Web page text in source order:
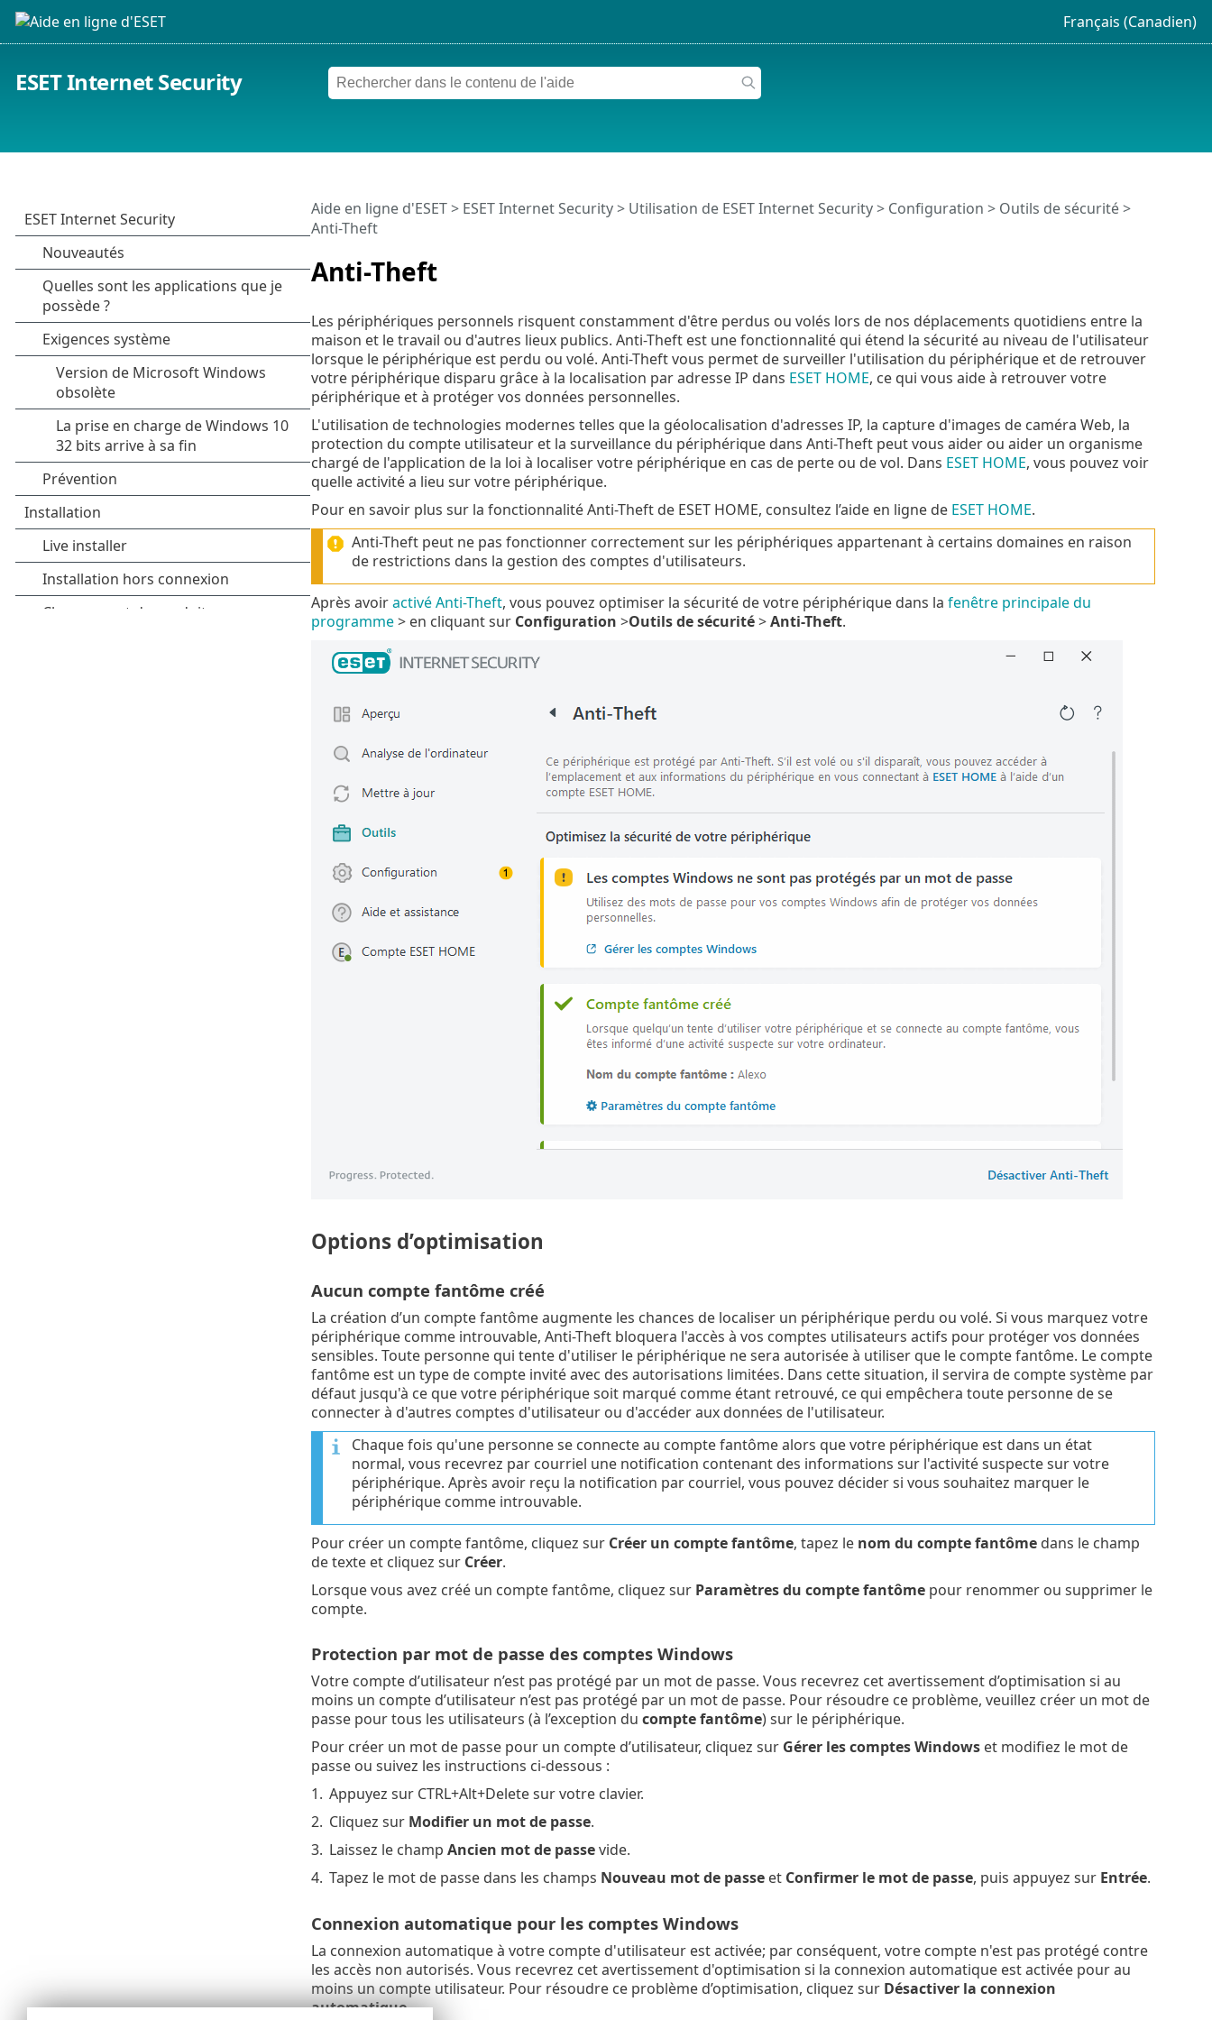
Français (Canadien)
ESET Internet Security
Anti-Theft
Aide en ligne d'ESET> ESET Internet Security> Utilisation de ESET Internet Security> Configuration > Outils de sécurité>
Anti-Theft
Les périphériques personnels risquent constamment d'être perdus ou volés lors de nos déplacements quotidiens entre la
maison et le travail ou d'autres lieux publics. Anti-Theft est une fonctionnalité qui étend la sécurité au niveau de l'utilisateur
lorsque le périphérique est perdu ou volé. Anti-Theft vous permet de surveiller l'utilisation du périphérique et de retrouver
votre périphérique disparu grâce à la localisation par adresse IP dans ESET HOME, ce qui vous aide à retrouver votre
périphérique et à protéger vos données personnelles.
L'utilisation de technologies modernes telles que la géolocalisation d'adresses IP, la capture d'images de caméra Web, la
protection du compte utilisateur et la surveillance du périphérique dans Anti-Theft peut vous aider ou aider un organisme
chargé de l'application de la loi à localiser votre périphérique en cas de perte ou de vol. Dans ESET HOME, vous pouvez voir
quelle activité a lieu sur votre périphérique.
Pour en savoir plus sur la fonctionnalité Anti-Theft de ESET HOME, consultez l’aide en ligne de ESET HOME.
Anti-Theft peut ne pas fonctionner correctement sur les périphériques appartenant à certains domaines en raison
de restrictions dans la gestion des comptes d'utilisateurs.
Après avoiractivé Anti-Theft, vous pouvez optimiser la sécurité de votre périphérique dans la fenêtre principale du
programme> en cliquant sur Configuration >Outils de sécurité>Anti-Theft.
Options d’optimisation
Aucun compte fantôme créé
La création d’un compte fantôme augmente les chances de localiser un périphérique perdu ou volé. Si vous marquez votre
périphérique comme introuvable, Anti-Theft bloquera l'accès à vos comptes utilisateurs actifs pour protéger vos données
sensibles. Toute personne qui tente d'utiliser le périphérique ne sera autorisée à utiliser que le compte fantôme. Le compte
fantôme est un type de compte invité avec des autorisations limitées. Dans cette situation, il servira de compte système par
défaut jusqu'à ce que votre périphérique soit marqué comme étant retrouvé, ce qui empêchera toute personne de se
connecter à d'autres comptes d'utilisateur ou d'accéder aux données de l'utilisateur.
Chaque fois qu'une personne se connecte au compte fantôme alors que votre périphérique est dans un état
normal, vous recevrez par courriel une notification contenant des informations sur l'activité suspecte sur votre
périphérique. Après avoir reçu la notification par courriel, vous pouvez décider si vous souhaitez marquer le
périphérique comme introuvable.
Pour créer un compte fantôme, cliquez sur Créer un compte fantôme, tapez le nom du compte fantômedans le champ
de texte et cliquez sur Créer.
Lorsque vous avez créé un compte fantôme, cliquez sur Paramètres du compte fantômepour renommer ou supprimer le
compte.
Protection par mot de passe des comptes Windows
Votre compte d’utilisateur n’est pas protégé par un mot de passe. Vous recevrez cet avertissement d’optimisation si au
moins un compte d’utilisateur n’est pas protégé par un mot de passe. Pour résoudre ce problème, veuillez créer un mot de
passe pour tous les utilisateurs (à l’exception du compte fantôme) sur le périphérique.
Pour créer un mot de passe pour un compte d’utilisateur, cliquez sur Gérer les comptes Windowset modifiez le mot de
passe ou suivez les instructions ci-dessous :
1. Appuyez sur CTRL+Alt+Delete sur votre clavier.
2. Cliquez sur Modifier un mot de passe.
3. Laissez le champ Ancien mot de passevide.
4. Tapez le mot de passe dans les champs Nouveau mot de passeet Confirmer le mot de passe, puis appuyez sur Entrée.
Connexion automatique pour les comptes Windows
La connexion automatique à votre compte d'utilisateur est activée; par conséquent, votre compte n'est pas protégé contre
les accès non autorisés. Vous recevrez cet avertissement d'optimisation si la connexion automatique est activée pour au
moins un compte utilisateur. Pour résoudre ce problème d’optimisation, cliquez sur Désactiver la connexion
automatique.